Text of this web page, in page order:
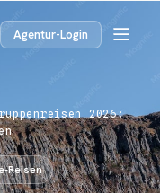
Agentur-Login
2026:
Reisen